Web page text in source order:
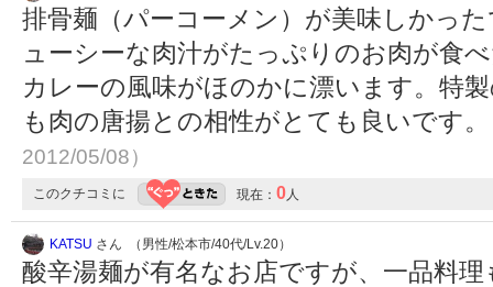
排骨麺（パーコーメン）が美味しかっ
ューシーな肉汁がたっぷりのお肉が食
カレーの風味がほのかに漂います。特
も肉の唐揚との相性がとても良いです
2012/05/08）
このクチコミに 現在： 0人
KATSU さん （男性/松本市/40代/Lv.20）
酸辛湯麺が有名なお店ですが、一品料